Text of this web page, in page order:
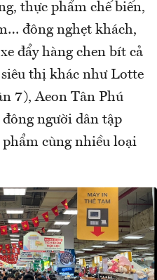
thực phẩm chế biến,
đông nghẹt khách,
đẩy hàng chen bít cả
thị khác như Lotte
7), Aeon Tân Phú
người dân tập
cùng nhiều loại